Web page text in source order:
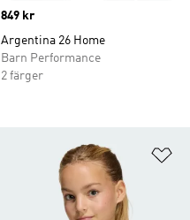
Price
849 kr
Argentina 26 Home
Barn Performance
2 färger